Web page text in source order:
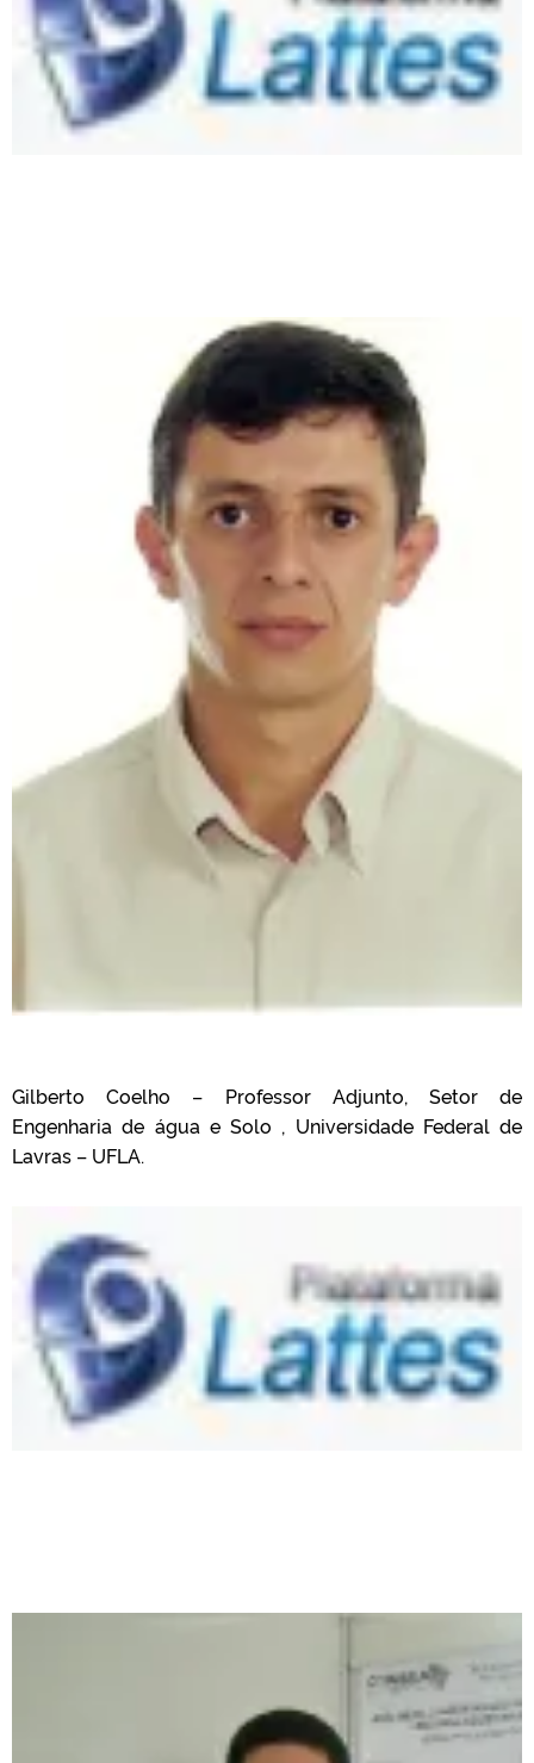
Gilberto Coelho – Professor Adjunto, Setor de
Engenharia de água e Solo , Universidade Federal de
Lavras – UFLA.